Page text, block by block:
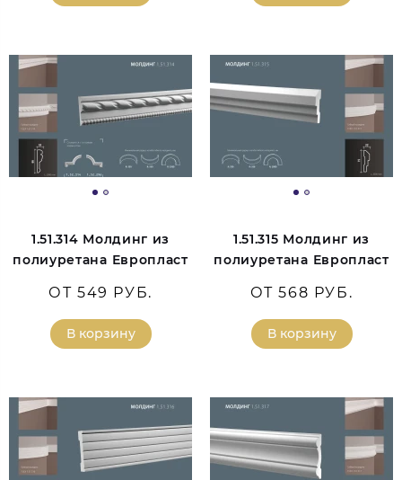
1.51.314 Молдинг из
полиуретана Европласт
ОТ 549 РУБ.
В корзину
1.51.315 Молдинг из
полиуретана Европласт
ОТ 568 РУБ.
В корзину